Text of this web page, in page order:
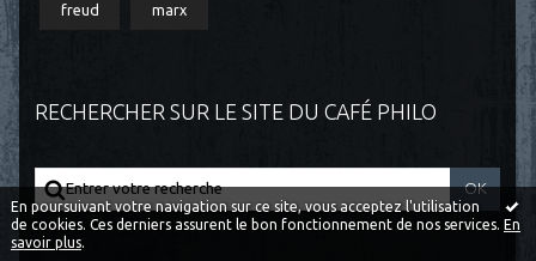
En poursuivant votre navigation sur ce site, vous acceptez l'utilisation
de cookies. Ces derniers assurent le bon fonctionnement de nos services. En
savoir plus.
freud marx
RECHERCHER SUR LE SITE DU CAFÉ PHILO